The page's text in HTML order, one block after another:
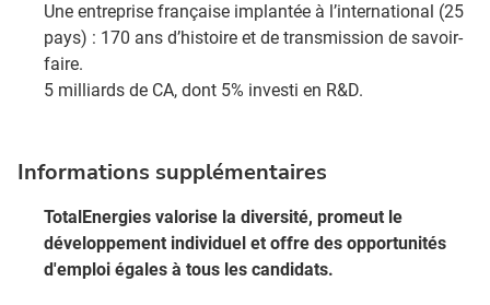
Une entreprise française implantée à l’international (25
pays) : 170 ans d’histoire et de transmission de savoir-
faire.​
5 milliards de CA, dont 5% investi en R&D​.
Informations supplémentaires
TotalEnergies valorise la diversité, promeut le
développement individuel et offre des opportunités
d'emploi égales à tous les candidats.